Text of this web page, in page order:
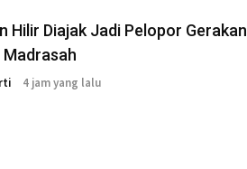
Hilir Diajak Jadi Pelopor Gerakan
4 jam yang lalu